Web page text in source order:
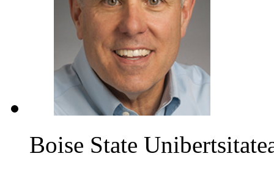
Boise State